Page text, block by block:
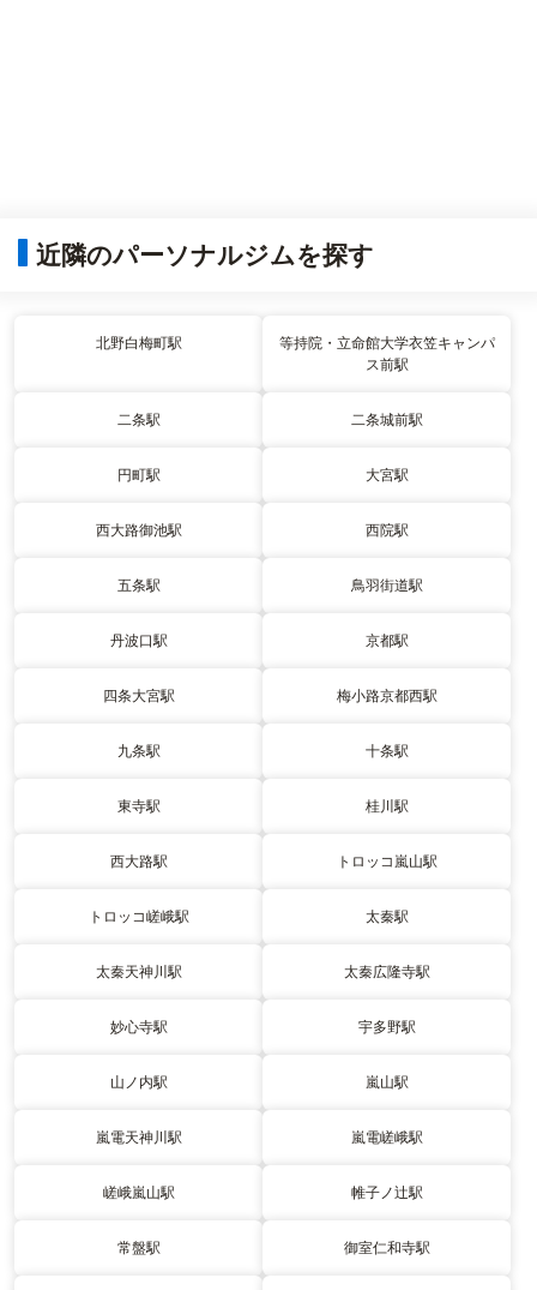
近隣のパーソナルジムを探す
北野白梅町駅
等持院・立命館大学衣笠キャンパ
ス前駅
二条駅 二条城前駅
円町駅 大宮駅
西大路御池駅 西院駅
五条駅 鳥羽街道駅
丹波口駅 京都駅
四条大宮駅 梅小路京都西駅
九条駅 十条駅
東寺駅 桂川駅
西大路駅 トロッコ嵐山駅
トロッコ嵯峨駅 太秦駅
太秦天神川駅 太秦広隆寺駅
妙心寺駅 宇多野駅
山ノ内駅 嵐山駅
嵐電天神川駅 嵐電嵯峨駅
嵯峨嵐山駅 帷子ノ辻駅
常盤駅 御室仁和寺駅